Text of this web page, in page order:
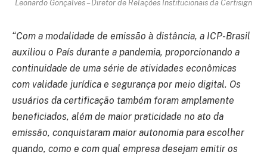
Leonardo Gonçalves – Diretor de Relações Institucionais da Certisign
“Com a modalidade de emissão à distância, a ICP-Brasil
auxiliou o País durante a pandemia, proporcionando a
continuidade de uma série de atividades econômicas
com validade jurídica e segurança por meio digital. Os
usuários da certificação também foram amplamente
beneficiados, além de maior praticidade no ato da
emissão, conquistaram maior autonomia para escolher
quando, como e com qual empresa desejam emitir os